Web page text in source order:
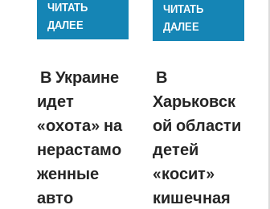
ЧИТАТЬ
ДАЛЕЕ
ЧИТАТЬ
ДАЛЕЕ
В Украине
идет
«охота» на
нерастамо
женные
авто
В
Харьковск
ой области
детей
«косит»
кишечная